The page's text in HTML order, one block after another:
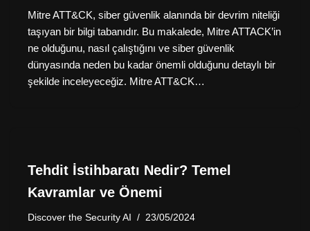
Mitre ATT&CK, siber güvenlik alanında bir devrim niteliği
taşıyan bir bilgi tabanıdır. Bu makalede, Mitre ATTACK’in
ne olduğunu, nasıl çalıştığını ve siber güvenlik
dünyasında neden bu kadar önemli olduğunu detaylı bir
şekilde inceleyeceğiz. Mitre ATT&CK…
Tehdit İstihbaratı Nedir? Temel
Kavramlar ve Önemi
Discover the Security AI 23/05/2024